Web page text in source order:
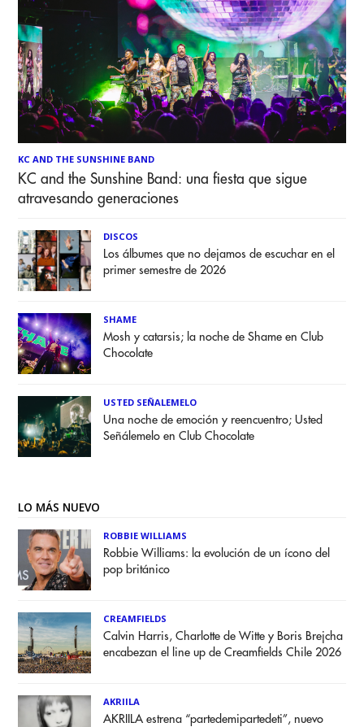
KC AND THE SUNSHINE BAND
KC and the Sunshine Band: una fiesta que sigue
atravesando generaciones
DISCOS
Los álbumes que no dejamos de escuchar en el
primer semestre de 2026
SHAME
Mosh y catarsis; la noche de Shame en Club
Chocolate
USTED SEÑALEMELO
Una noche de emoción y reencuentro; Usted
Señálemelo en Club Chocolate
LO MÁS NUEVO
ROBBIE WILLIAMS
Robbie Williams: la evolución de un ícono del
pop británico
CREAMFIELDS
Calvin Harris, Charlotte de Witte y Boris Brejcha
encabezan el line up de Creamfields Chile 2026
AKRIILA
AKRIILA estrena “partedemipartedeti”, nuevo